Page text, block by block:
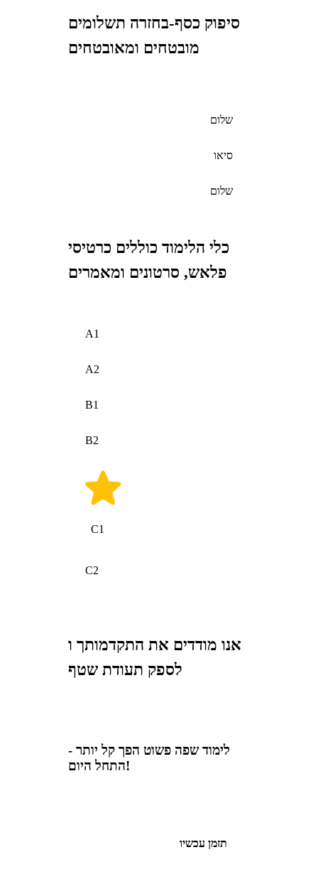
סיפוק כסף-בחזרה תשלומים
מובטחים ומאובטחים
שלום
סיאו
שלום
כלי הלימוד כוללים כרטיסי
פלאש, סרטונים ומאמרים
A1
A2
B1
B2
C1
C2
אנו מודדים את התקדמותך ו
לספק תעודת שטף
לימוד שפה פשוט הפך קל יותר -
התחל היום!
תזמן עכשיו